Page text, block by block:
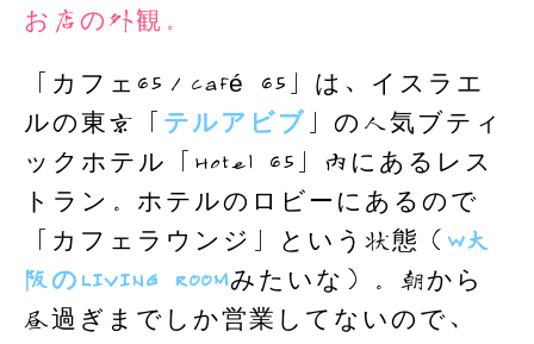
お店の外観。
「カフェ65／Café 65」は、イスラエ
ルの東京「 テルアビブ
」の人気ブティ
ックホテル「Hotel 65」内にあるレス
トラン。ホテルのロビーにあるので
「カフェラウンジ」という状態（ W大
阪のLIVING ROOMみたいな）。朝から
昼過ぎまでしか営業してないので、